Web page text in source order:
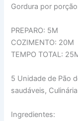
Gordura por
PREPARO: 5M
COZIMENTO: 20M
TEMPO TOTAL:
5 Unidade de Pão
saudáveis,
Ingredientes: